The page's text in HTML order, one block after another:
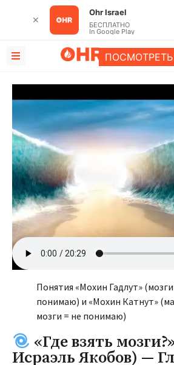
Понятия «Мохин Гадлут»
понимаю) и «Мохин Катнут»
мозги = не понимаю)
«Где взять
Исраэль Якобов) —
✕
Ohr Israel
БЕСПЛАТНО
In Google Play
ПОСМОТРЕТЬ